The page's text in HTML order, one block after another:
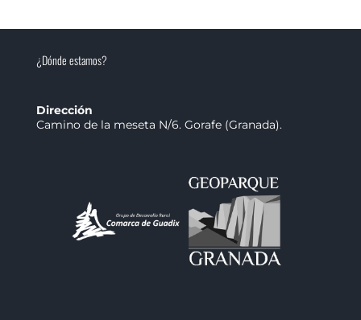
¿Dónde estamos?
Dirección
Camino de la meseta N/6. Gorafe (Granada).